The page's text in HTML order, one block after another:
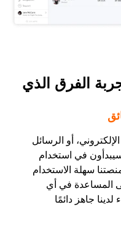
الفرق الذي
أو الرسائل
في استخدام
سهلة الاستخدام
المساعدة في أي
جاهز دائمًا